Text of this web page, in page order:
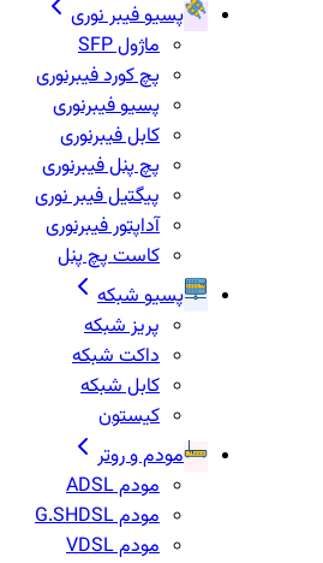
پسیو فیبر نوری
ماژول SFP
پچ کورد فیبرنوری
پسیو فیبرنوری
کابل فیبرنوری
پچ پنل فیبرنوری
پیگتیل فیبر نوری
آداپتور فیبرنوری
کاست پچ پنل
پسیو شبکه
پریز شبکه
داکت شبکه
کابل شبکه
کیستون
مودم و روتر
مودم ADSL
مودم G.SHDSL
مودم VDSL